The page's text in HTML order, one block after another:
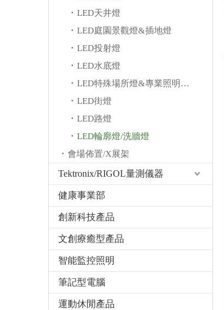
LED天井燈
LED庭園景觀燈&插地燈
LED投射燈
LED水底燈
LED特殊場所燈&專業照明燈/其他
LED街燈
LED路燈
LED輪廓燈/洗牆燈
會場佈置/X展架
Tektronix/RIGOL量測儀器
健康事業部
創新科技產品
文創療癒型產品
智能監控照明
筆記型電腦
運動休閒產品